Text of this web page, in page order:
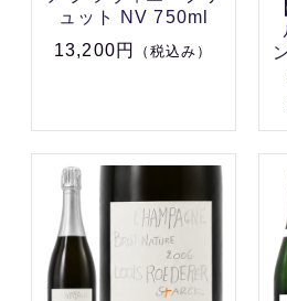
ュット NV 750ml
13,200円
（税込み）